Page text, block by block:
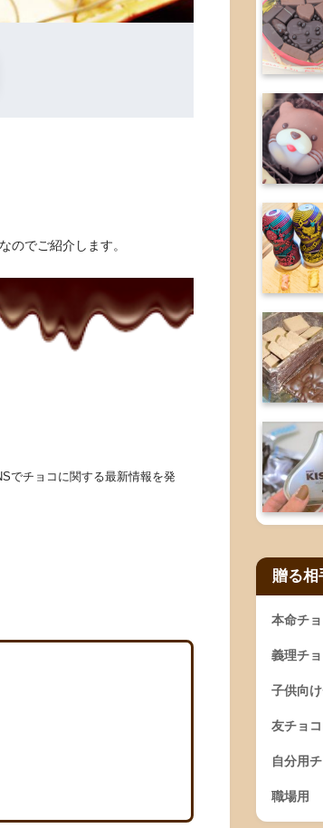
のでご紹介します。
でチョコに関する最新情報を発
贈る相
本命チョ
義理チョ
子供向
友チョコ
自分用
職場用